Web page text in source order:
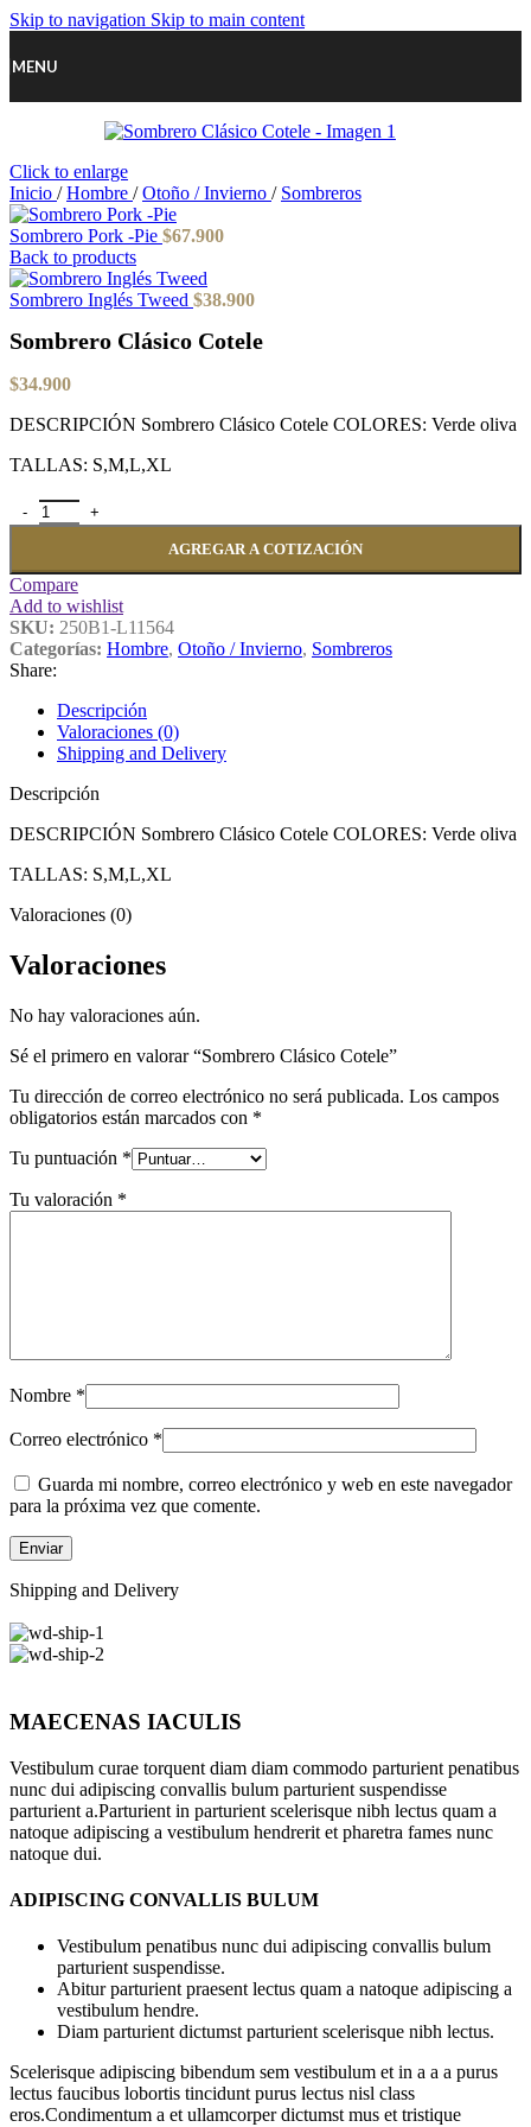
Skip to navigation Skip to main content
MENU
Click to enlarge
Inicio / Hombre / Otoño / Invierno / Sombreros
Sombrero Pork -Pie $67.900
Back to products
Sombrero Inglés Tweed $38.900
Sombrero Clásico Cotele
$34.900
DESCRIPCIÓN Sombrero Clásico Cotele COLORES: Verde oliva
TALLAS: S,M,L,XL
AGREGAR A COTIZACIÓN
Compare
Add to wishlist
SKU: 250B1-L11564
Categorías: Hombre, Otoño / Invierno, Sombreros
Share:
Descripción
Valoraciones (0)
Shipping and Delivery
Descripción
DESCRIPCIÓN Sombrero Clásico Cotele COLORES: Verde oliva
TALLAS: S,M,L,XL
Valoraciones (0)
Valoraciones
No hay valoraciones aún.
Sé el primero en valorar “Sombrero Clásico Cotele”
Tu dirección de correo electrónico no será publicada. Los campos
obligatorios están marcados con *
Tu puntuación *
Tu valoración *
Nombre *
Correo electrónico *
Guarda mi nombre, correo electrónico y web en este navegador
para la próxima vez que comente.
Shipping and Delivery
MAECENAS IACULIS
Vestibulum curae torquent diam diam commodo parturient penatibus
nunc dui adipiscing convallis bulum parturient suspendisse
parturient a.Parturient in parturient scelerisque nibh lectus quam a
natoque adipiscing a vestibulum hendrerit et pharetra fames nunc
natoque dui.
ADIPISCING CONVALLIS BULUM
Vestibulum penatibus nunc dui adipiscing convallis bulum
parturient suspendisse.
Abitur parturient praesent lectus quam a natoque adipiscing a
vestibulum hendre.
Diam parturient dictumst parturient scelerisque nibh lectus.
Scelerisque adipiscing bibendum sem vestibulum et in a a a purus
lectus faucibus lobortis tincidunt purus lectus nisl class
eros.Condimentum a et ullamcorper dictumst mus et tristique